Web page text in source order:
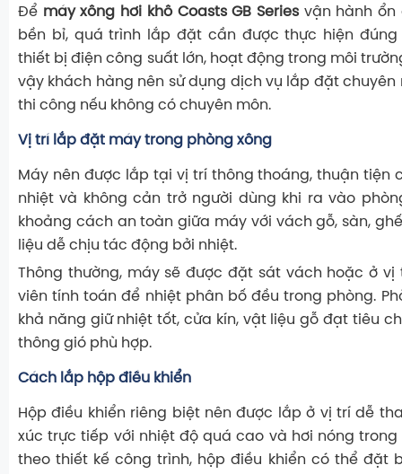
Để máy xông hơi khô Coasts GB Series vận hành ổn
bền bỉ, quá trình lắp đặt cần được thực hiện
thiết bị điện công suất lớn, hoạt động trong môi
vậy khách hàng nên sử dụng dịch vụ lắp đặt chuyên
thi công nếu không có chuyên môn.
Vị trí lắp đặt máy trong phòng xông
Máy nên được lắp tại vị trí thông thoáng, thuận tiện
nhiệt và không cản trở người dùng khi ra vào
khoảng cách an toàn giữa máy với vách gỗ, sàn,
liệu dễ chịu tác động bởi nhiệt.
Thông thường, máy sẽ được đặt sát vách hoặc ở vị
viên tính toán để nhiệt phân bố đều trong phòng.
khả năng giữ nhiệt tốt, cửa kín, vật liệu gỗ đạt tiêu
thông gió phù hợp.
Cách lắp hộp điều khiển
Hộp điều khiển riêng biệt nên được lắp ở vị trí dễ
xúc trực tiếp với nhiệt độ quá cao và hơi nóng trong
theo thiết kế công trình, hộp điều khiển có thể đặt